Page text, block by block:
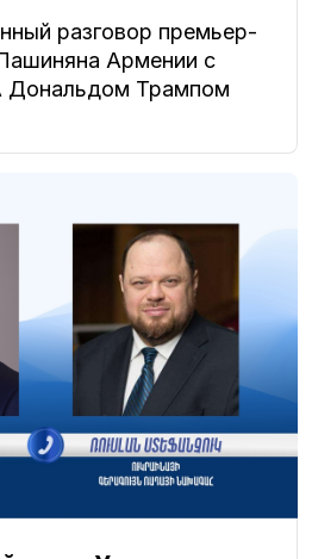
разговор премьер-
Армении с
Трампом